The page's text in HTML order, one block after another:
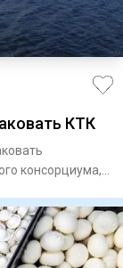
КТК
консорциума,